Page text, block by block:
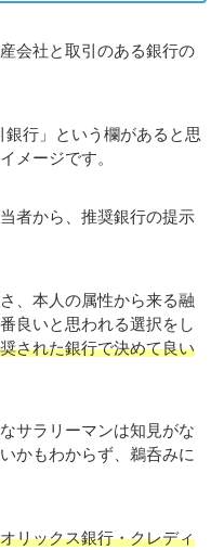
会社と取引のある銀行の
行」という欄があると思
メージです。
者から、推奨銀行の提示
、本人の属性から来る融
良いと思われる選択をし
された銀行で決めて良い
サラリーマンは知見がな
かもわからず、鵜呑みに
リックス銀行・クレディ